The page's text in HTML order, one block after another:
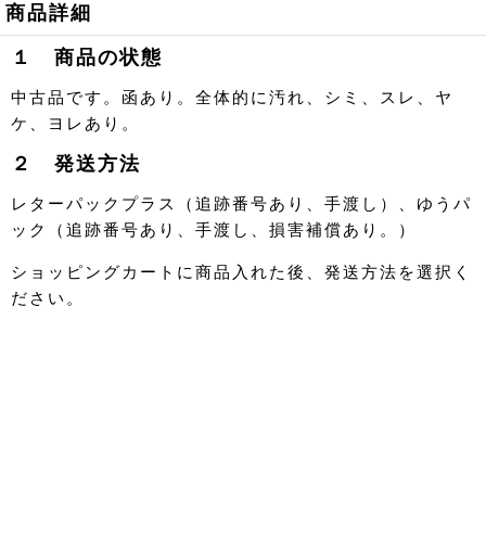
商品詳細
１ 商品の状態
中古品です。函あり。全体的に汚れ、シミ、スレ、ヤ
ケ、ヨレあり。
２ 発送方法
レターパックプラス（追跡番号あり、手渡し）、ゆうパ
ック（追跡番号あり、手渡し、損害補償あり。）
ショッピングカートに商品入れた後、発送方法を選択く
ださい。